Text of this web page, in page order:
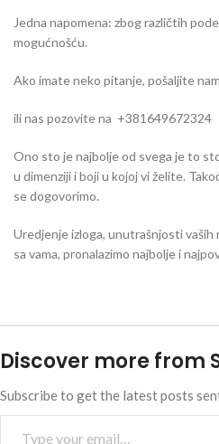
Jedna napomena: zbog različtih
mogućnošću.
Ako imate neko pitanje, pošaljite
ili nas pozovite na +381649672324
Ono sto je najbolje od svega je to
u dimenziji i boji u kojoj vi želite.
se dogovorimo.
Uredjenje izloga, unutrašnjosti vaših
sa vama, pronalazimo najbolje i
Discover more from
Subscribe to get the latest posts